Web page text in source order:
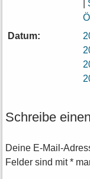
Datum:
Schreibe
Deine E-Mail-
Felder sind mit*